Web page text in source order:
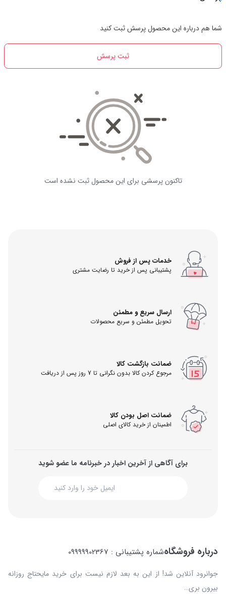
شما هم درباره این محصول پرسش ثبت کنید
ثبت پرسش
تاکنون پرسشی برای این محصول ثبت نشده است
خدمات پس از فروش
پشتیبانی پس از خرید تا رضایت مشتری
ارسال سریع و مطمئن
تحویل مطمئن و سریع محصولات
ضمانت بازگشت کالا
مرجوع کردن کالا بدون نگرانی تا 7 روز پس از دریافت
ضمانت اصل بودن کالا
اطمینان از خرید کالای اصلی
برای آگاهی از آخرین اخبار در خبرنامه ما عضو شوید
درباره فروشگاهشماره پشتیبانی : 09999902367
جوانرود آنلاین شد! از این به بعد لازم نیست برای خرید مایحتاج روزانه
بیرون بری…